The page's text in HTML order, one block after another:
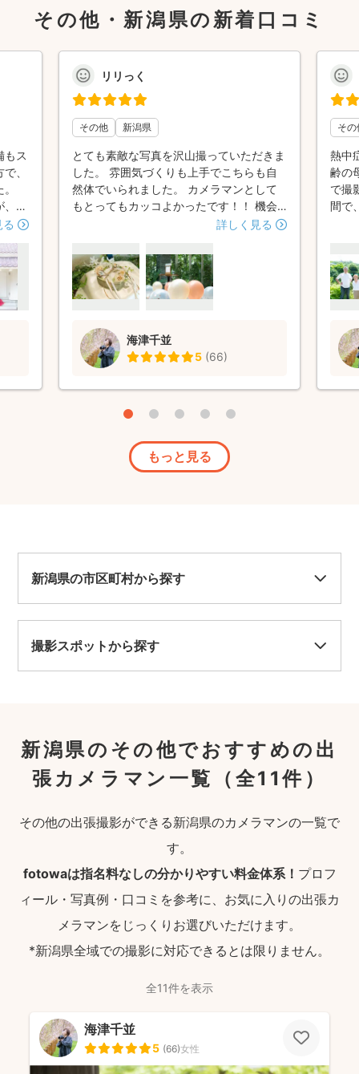
その他・新潟県の新着口コミ
もス
、
、ま
にお
リリっく
その他 新潟県
とても素敵な写真を沢山撮っていただきま
した。 雰囲気づくりも上手でこちらも自
然体でいられました。 カメラマンとして
もとってもカッコよかったです！！ 機会
があったらまたお願いしたいです！！ あ
詳しく見る
海津千並
5 (66)
その
熱中
齢の
で撮
間で
もっと見る
新潟県の市区町村から探す
撮影スポットから探す
新潟県のその他でおすすめの出
張カメラマン一覧
（全11件）
その他の出張撮影ができる新潟県のカメラマンの一覧で
す。
fotowaは指名料なしの分かりやすい料金体系！ プロフ
ィール・写真例・口コミを参考に、お気に入りの出張カ
メラマンをじっくりお選びいただけます。
*新潟県全域での撮影に対応できるとは限りません。
全11件を表示
海津千並
5 (66)女性